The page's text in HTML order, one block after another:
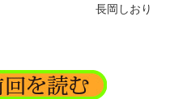
長岡しおり